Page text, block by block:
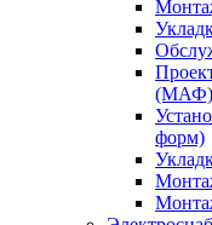
(МАФ)
форм)